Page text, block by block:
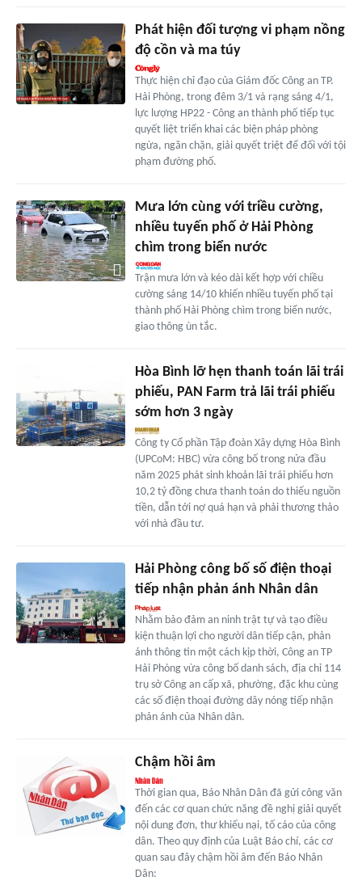
Phát hiện đối tượng vi phạm nồng
độ cồn và ma túy
Thực hiện chỉ đạo của Giám đốc Công an TP.
Hải Phòng, trong đêm 3/1 và rạng sáng 4/1,
lực lượng HP22 - Công an thành phố tiếp tục
quyết liệt triển khai các biện pháp phòng
ngừa, ngăn chặn, giải quyết triệt để đối với tội
phạm đường phố.
Mưa lớn cùng với triều cường,
nhiều tuyến phố ở Hải Phòng
chìm trong biển nước
Trận mưa lớn và kéo dài kết hợp với chiều
cường sáng 14/10 khiến nhiều tuyến phố tại
thành phố Hải Phòng chìm trong biển nước,
giao thông ùn tắc.
Hòa Bình lỡ hẹn thanh toán lãi trái
phiếu, PAN Farm trả lãi trái phiếu
sớm hơn 3 ngày
Công ty Cổ phần Tập đoàn Xây dựng Hòa Bình
(UPCoM: HBC) vừa công bố trong nửa đầu
năm 2025 phát sinh khoản lãi trái phiếu hơn
10,2 tỷ đồng chưa thanh toán do thiếu nguồn
tiền, dẫn tới nợ quá hạn và phải thương thảo
với nhà đầu tư.
Hải Phòng công bố số điện thoại
tiếp nhận phản ánh Nhân dân
Nhằm bảo đảm an ninh trật tự và tạo điều
kiện thuận lợi cho người dân tiếp cận, phản
ánh thông tin một cách kịp thời, Công an TP
Hải Phòng vừa công bố danh sách, địa chỉ 114
trụ sở Công an cấp xã, phường, đặc khu cùng
các số điện thoại đường dây nóng tiếp nhận
phản ánh của Nhân dân.
Chậm hồi âm
Thời gian qua, Báo Nhân Dân đã gửi công văn
đến các cơ quan chức năng đề nghị giải quyết
nội dung đơn, thư khiếu nại, tố cáo của công
dân. Theo quy định của Luật Báo chí, các cơ
quan sau đây chậm hồi âm đến Báo Nhân
Dân: